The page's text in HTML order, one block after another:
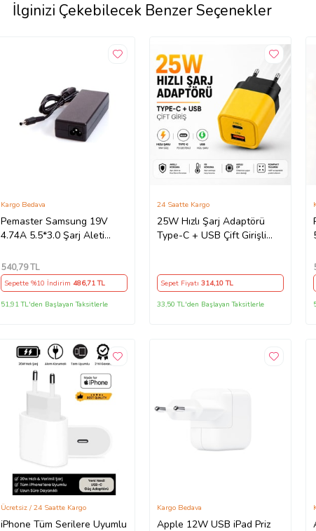
İlginizi Çekebilecek Benzer Seçenekler
Pemaster Samsung 19V
4.74A 5.5*3.0 Şarj Aleti
Kargo Bedava
540,79 TL
Sepette %10 İndirim 486,71 TL
51,91 TL'den Başlayan Taksitlerle
25W Hızlı Şarj Adaptörü
Type-C + USB Çift Girişli
24 Saatte Kargo
Sepet Fiyatı 314,10 TL
33,50 TL'den Başlayan Taksitlerle
iPhone Tüm Serilere Uyumlu
Ücretsiz / 24 Saatte Kargo
Apple 12W USB iPad Priz
Kargo Bedava